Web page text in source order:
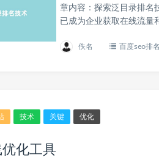
章内容：探索泛目录排名
已成为企业获取在线流量
佚名 百度seo排
技术 关键 优化
化工具